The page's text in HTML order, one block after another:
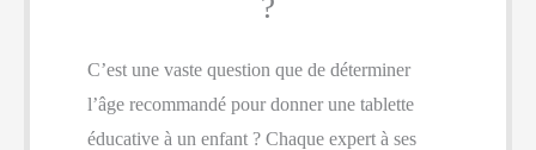
C’est une vaste question que de déterminer
l’âge recommandé pour donner une tablette
éducative à un enfant ? Chaque expert à ses